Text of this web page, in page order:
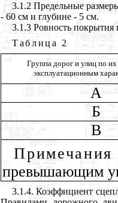
3.1.2 Предельные
- 60 см и глубине - 5 см.
3.1.3 Ровность покрытия
Таблица 2
Группа дорог и улиц по
эксплуатационным
А
Б
В
превышающим
3.1.4. Коэффициент